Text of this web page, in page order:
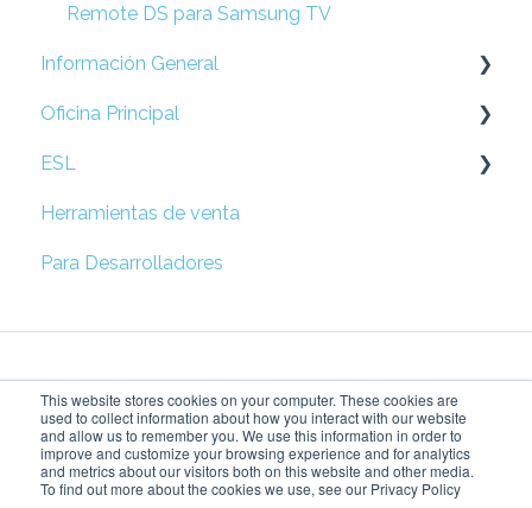
This website stores cookies on your computer. These cookies are
used to collect information about how you interact with our website
and allow us to remember you. We use this information in order to
improve and customize your browsing experience and for analytics
and metrics about our visitors both on this website and other media.
To find out more about the cookies we use, see our Privacy Policy
Remote DS para Samsung TV
Información General
Preguntas Frecuentes
Oficina Principal
Prepare su Red
Configuración de Locación
Campañas
Configuración de Accesos
Price Tag Manager
ESL
Esl
Herramientas de venta
Para Desarrolladores
Dando vida a tu visión
del retail
Copyright © 2026,
SensorMedia Inc.